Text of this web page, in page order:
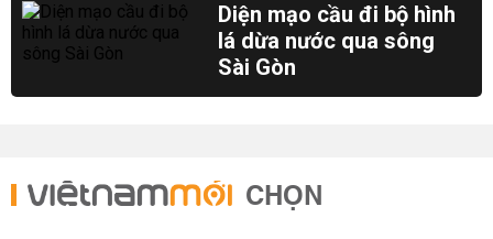
Diện mạo cầu đi bộ hình
lá dừa nước qua sông
Sài Gòn
CHỌN